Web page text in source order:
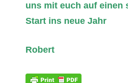
uns mit euch auf einen
Start ins neue Jahr
Robert